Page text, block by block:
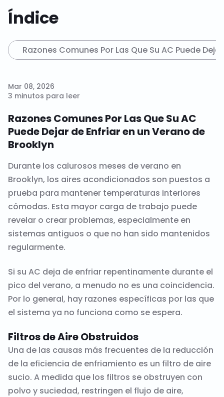
Índice
Razones Comunes Por Las Que Su AC Puede
Mar 08, 2026
3 minutos para leer
Razones Comunes Por Las Que Su AC
Puede Dejar de Enfriar en un Verano de
Brooklyn
Durante los calurosos meses de verano en
Brooklyn, los aires acondicionados son puestos a
prueba para mantener temperaturas interiores
cómodas. Esta mayor carga de trabajo puede
revelar o crear problemas, especialmente en
sistemas antiguos o que no han sido mantenidos
regularmente.
Si su AC deja de enfriar repentinamente durante el
pico del verano, a menudo no es una coincidencia.
Por lo general, hay razones específicas por las que
el sistema ya no funciona como se espera.
Filtros de Aire Obstruidos
Una de las causas más frecuentes de la reducción
de la eficiencia de enfriamiento es un filtro de aire
sucio. A medida que los filtros se obstruyen con
polvo y suciedad, restringen el flujo de aire,